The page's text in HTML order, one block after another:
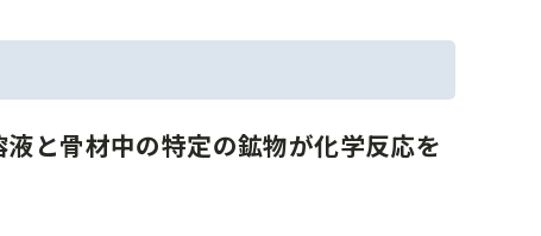
と骨材中の特定の鉱物が化学反応を